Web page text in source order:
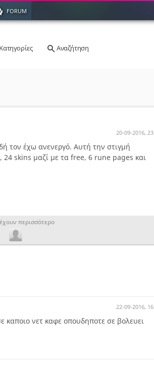
FORUM
Κατηγορίες Αναζήτηση
20-09-2016,
τον έχω ανενεργό. Αυτή την στιγμή
24 skins μαζί με τα free, 6 rune pages και
περισσότερο
22-09-2016,
καποιο νετ καφε οπουδηποτε σε βολευει